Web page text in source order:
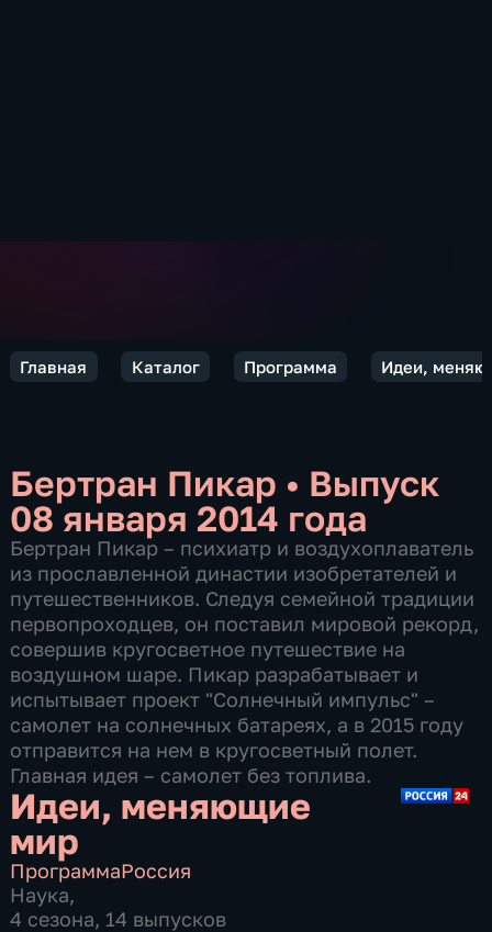
Главная Каталог Программа Идеи,
Бертран Пикар • Выпуск
08 января 2014 года
Бертран Пикар – психиатр и воздухоплаватель
из прославленной династии изобретателей и
путешественников. Следуя семейной традиции
первопроходцев, он поставил мировой рекорд,
совершив кругосветное путешествие на
воздушном шаре. Пикар разрабатывает и
испытывает проект "Солнечный импульс" –
самолет на солнечных батареях, а в 2015 году
отправится на нем в кругосветный полет.
Главная идея – самолет без топлива.
Идеи, меняющие
мир
ПрограммаРоссия
Наука,
4 сезона, 14 выпусков